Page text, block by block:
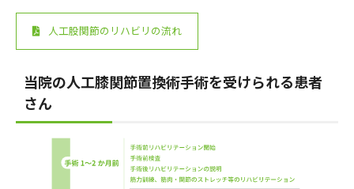
人工股関節のリハビリの流れ
当院の人工膝関節置換術手術を受けられる患者
さん